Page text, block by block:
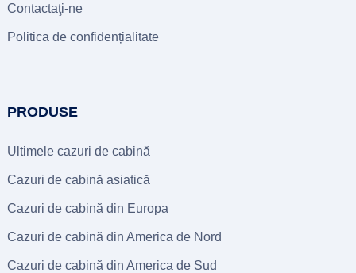
Contactaţi-ne
Politica de confidențialitate
PRODUSE
Ultimele cazuri de cabină
Cazuri de cabină asiatică
Cazuri de cabină din Europa
Cazuri de cabină din America de Nord
Cazuri de cabină din America de Sud